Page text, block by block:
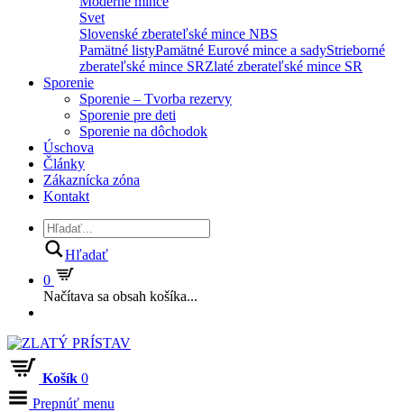
Svet
Slovenské zberateľské mince NBS
Pamätné listyPamätné Eurové mince a sadyStrieborné
zberateľské mince SRZlaté zberateľské mince SR
Sporenie
Sporenie – Tvorba rezervy
Sporenie pre deti
Sporenie na dôchodok
Úschova
Články
Zákaznícka zóna
Kontakt
Hľadať
0
Načítava sa obsah košíka...
Košík 0
Prepnúť menu